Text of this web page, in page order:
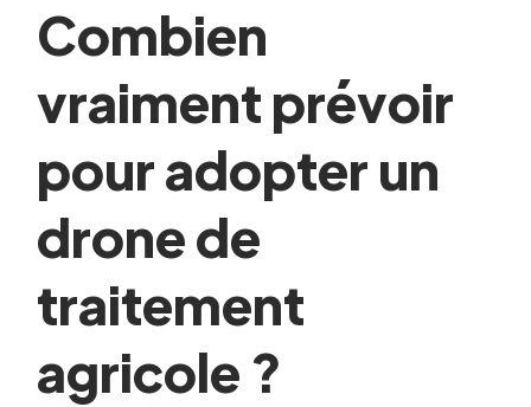
Combien
vraiment prévoir
pour adopter un
drone de
traitement
agricole ?